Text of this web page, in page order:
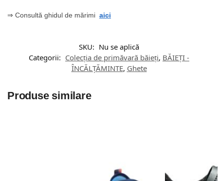
⇒ Consultă ghidul de mărimi aici
SKU: Nu se aplică
Categorii: Colecția de primăvară băieți, BĂIEȚI -
ÎNCĂLȚĂMINTE, Ghete
Produse similare